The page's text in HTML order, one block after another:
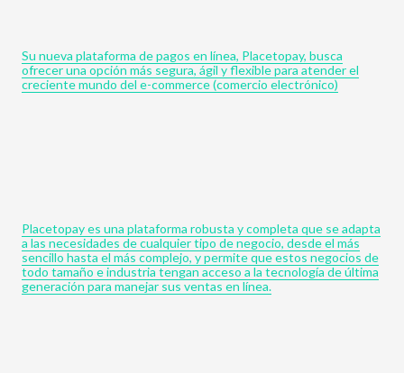
Su nueva plataforma de pagos en línea, Placetopay, busca
ofrecer una opción más segura, ágil y flexible para atender el
creciente mundo del e-commerce (comercio electrónico)
Placetopay es una plataforma robusta y completa que se adapta
a las necesidades de cualquier tipo de negocio, desde el más
sencillo hasta el más complejo, y permite que estos negocios de
todo tamaño e industria tengan acceso a la tecnología de última
generación para manejar sus ventas en línea.